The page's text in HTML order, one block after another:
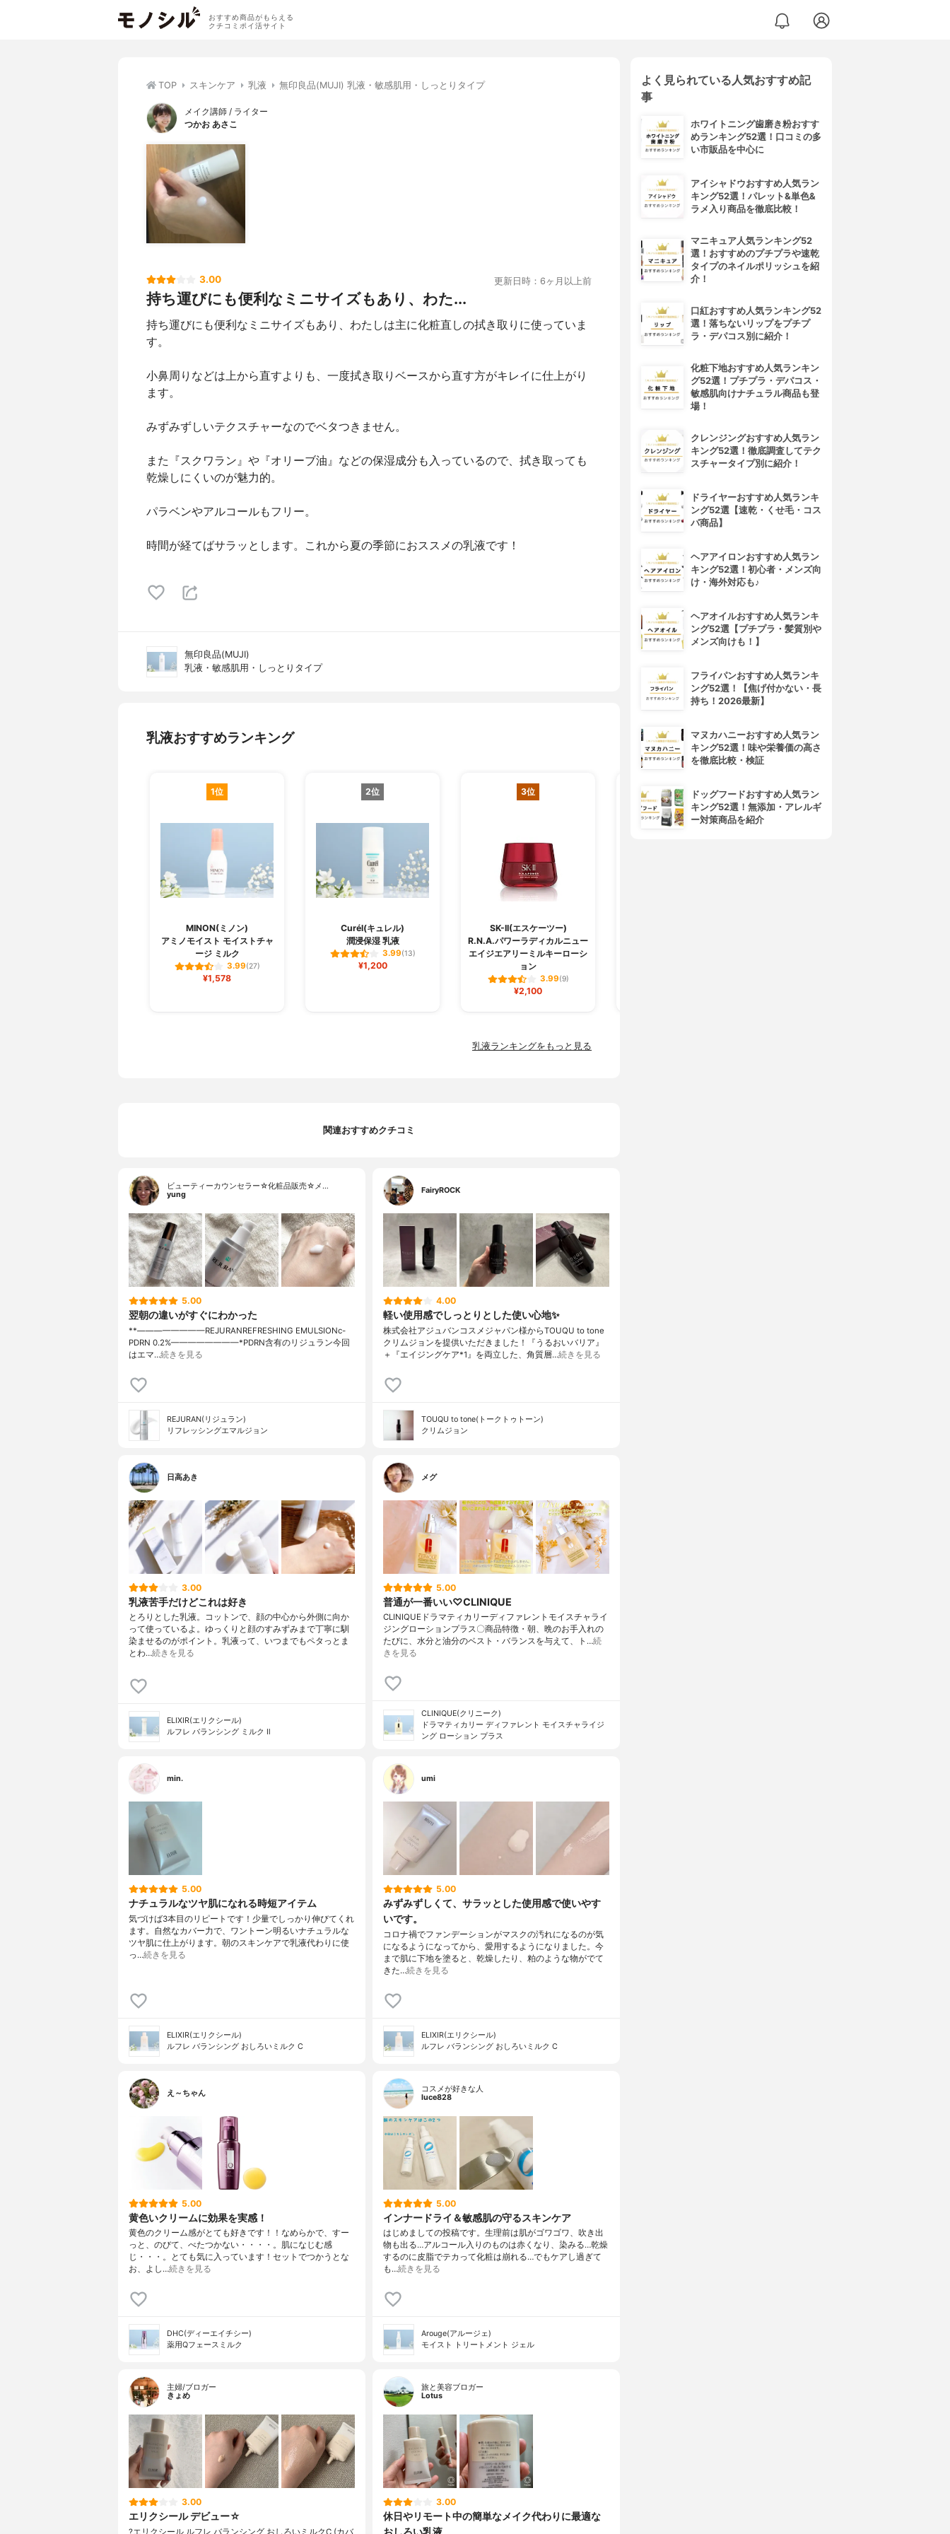
おすすめ商品がもらえる
クチコミポイ活サイト
TOP スキンケア 乳液 無印良品(MUJI) 乳液・敏感肌用・しっとりタイプ
メイク講師 / ライター
つかお あさこ
3.00 更新日時：6ヶ月以上前
持ち運びにも便利なミニサイズもあり、わた...
持ち運びにも便利なミニサイズもあり、わたしは主に化粧直しの拭き取りに使っていま
す。
小鼻周りなどは上から直すよりも、一度拭き取りベースから直す方がキレイに仕上がり
ます。
みずみずしいテクスチャーなのでベタつきません。
また『スクワラン』や『オリーブ油』などの保湿成分も入っているので、拭き取っても
乾燥しにくいのが魅力的。
パラベンやアルコールもフリー。
時間が経てばサラッとします。これから夏の季節におススメの乳液です！
無印良品(MUJI)
乳液・敏感肌用・しっとりタイプ
乳液おすすめランキング
1位
MINON(ミノン)
アミノモイスト モイストチャ
ージ ミルク
3.99(27)
¥1,578
2位
Curél(キュレル)
潤浸保湿 乳液
3.99(13)
¥1,200
3位
SK-II(エスケーツー)
R.N.A.パワーラディカルニュー
エイジエアリーミルキーローシ
ョン
3.99(9)
¥2,100
4位
乳液ランキングをもっと見る
関連おすすめクチコミ
ビューティーカウンセラー☆化粧品販売☆メ…
yung
5.00
翌朝の違いがすぐにわかった
**————————⁡REJURAN⁡REFRESHING EMULSIONc-
PDRN 0.2%⁡————————⁡⁡⁡⁡*PDRN含有のリジュラン今回
はエマ…続きを見る
REJURAN(リジュラン)
リフレッシングエマルジョン
FairyROCK
4.00
軽い使用感でしっとりとした使い心地✨
株式会社アジュバンコスメジャパン様からTOUQU to tone
クリムジョンを提供いただきました！『うるおいバリア』
＋『エイジングケア*1』を両立した、角質層…続きを見る
TOUQU to tone(トークトゥトーン)
クリムジョン
日高あき
3.00
乳液苦手だけどこれは好き
とろりとした乳液。コットンで、顔の中心から外側に向か
って使っているよ。ゆっくりと顔のすみずみまで丁寧に馴
染ませるのがポイント。乳液って、いつまでもペタっとま
とわ…続きを見る
ELIXIR(エリクシール)
ルフレ バランシング ミルク Ⅱ
メグ
5.00
普通が一番いい♡CLINIQUE
CLINIQUEドラマティカリーディファレントモイスチャライ
ジングローションプラス〇商品特徴・朝、晩のお手入れの
たびに、水分と油分のベスト・バランスを与えて、ト…続
きを見る
CLINIQUE(クリニーク)
ドラマティカリー ディファレント モイスチャライジ
ング ローション プラス
min.
5.00
ナチュラルなツヤ肌になれる時短アイテム
気づけば3本目のリピートです！少量でしっかり伸びてくれ
ます。自然なカバー力で、ワントーン明るいナチュラルな
ツヤ肌に仕上がります。朝のスキンケアで乳液代わりに使
っ…続きを見る
ELIXIR(エリクシール)
ルフレ バランシング おしろいミルク C
umi
5.00
みずみずしくて、サラッとした使用感で使いやす
いです。
コロナ禍でファンデーションがマスクの汚れになるのが気
になるようになってから、愛用するようになりました。今
まで肌に下地を塗ると、乾燥したり、粕のような物がでて
きた…続きを見る
ELIXIR(エリクシール)
ルフレ バランシング おしろいミルク C
え～ちゃん
5.00
黄色いクリームに効果を実感！
黄色のクリーム感がとても好きです！！なめらかで、すー
っと、のびて、べたつかない・・・・。肌になじむ感
じ・・・。とても気に入っています！セットでつかうとな
お、よし…続きを見る
DHC(ディーエイチシー)
薬用Qフェースミルク
コスメが好きな人
luce828
5.00
インナードライ＆敏感肌の守るスキンケア
はじめましての投稿です。生理前は肌がゴワゴワ、吹き出
物も出る…アルコール入りのものは赤くなり、染みる…乾燥
するのに皮脂でテカって化粧は崩れる…でもケアし過ぎて
も…続きを見る
Arouge(アルージェ)
モイスト トリートメント ジェル
主婦/ブロガー
きょめ
3.00
エリクシール デビュー☆
?エリクシール ルフレ バランシング おしろいミルクC (カバ
旅と美容ブロガー
Lotus
3.00
休日やリモート中の簡単なメイク代わりに最適な
よく見られている人気おすすめ記
事
ホワイトニング歯磨き粉おすす
めランキング52選！口コミの多
い市販品を中心に
アイシャドウおすすめ人気ラン
キング52選！パレット&単色&
ラメ入り商品を徹底比較！
マニキュア人気ランキング52
選！おすすめのプチプラや速乾
タイプのネイルポリッシュを紹
介！
口紅おすすめ人気ランキング52
選！落ちないリップをプチプ
ラ・デパコス別に紹介！
化粧下地おすすめ人気ランキン
グ52選！プチプラ・デパコス・
敏感肌向けナチュラル商品も登
場！
クレンジングおすすめ人気ラン
キング52選！徹底調査してテク
スチャータイプ別に紹介！
ドライヤーおすすめ人気ランキ
ング52選【速乾・くせ毛・コス
パ商品】
ヘアアイロンおすすめ人気ラン
キング52選！初心者・メンズ向
け・海外対応も♪
ヘアオイルおすすめ人気ランキ
ング52選【プチプラ・髪質別や
メンズ向けも！】
フライパンおすすめ人気ランキ
ング52選！【焦げ付かない・長
持ち！2026最新】
マヌカハニーおすすめ人気ラン
キング52選！味や栄養価の高さ
を徹底比較・検証
ドッグフードおすすめ人気ラン
キング52選！無添加・アレルギ
ー対策商品を紹介